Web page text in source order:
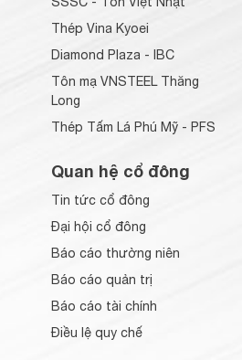
Thép Vina Kyoei
Diamond Plaza - IBC
Tôn mạ VNSTEEL Thăng
Long
Thép Tấm Lá Phú Mỹ - PFS
Quan hệ cổ đông
Tin tức cổ đông
Đại hội cổ đông
Báo cáo thường niên
Báo cáo quản trị
Báo cáo tài chính
Điều lệ quy chế